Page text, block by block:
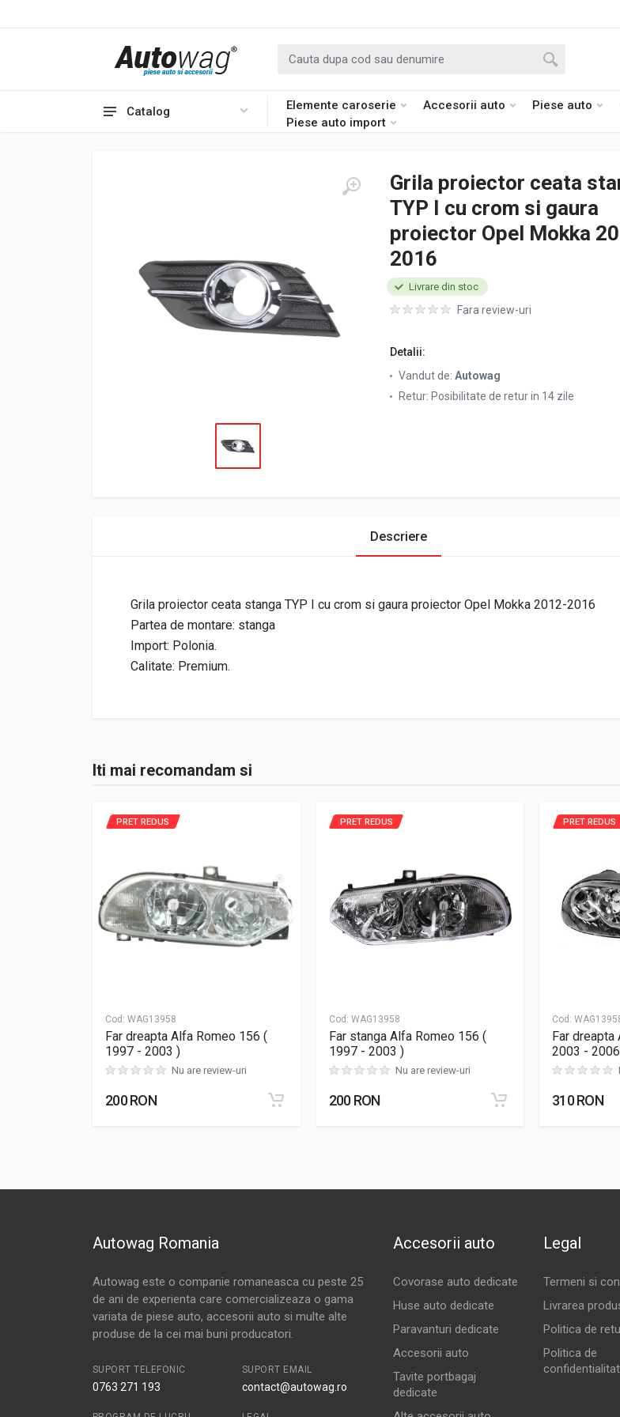
Catalog Elemente caroserie Accesorii auto Piese auto
Piese auto import
Grila proiector ceata
TYP I cu crom si gaura
proiector Opel Mokka
2016
Fara review-uri
Livrare din stoc
Detalii:
Vandut de: Autowag
Retur: Posibilitate de retur in 14 zile
Descriere
Grila proiector ceata stanga TYP I cu crom si gaura proiector Opel Mokka 2012-2016
Partea de montare: stanga
Import: Polonia.
Calitate: Premium.
Iti mai recomandam si
Cod: WAG13958
PRET REDUS
Far dreapta Alfa Romeo 156 (
1997 - 2003 )
Nu are review-uri
200 RON
Cod: WAG13958
PRET REDUS
Far stanga Alfa Romeo 156 (
1997 - 2003 )
Nu are review-uri
200 RON
Cod:
PRET REDUS
Far dreapta
2003 -
310 RON
Autowag Romania
Autowag este o companie romaneasca cu peste 25
de ani de experienta care comercializeaza o gama
variata de piese auto, accesorii auto si multe alte
produse de la cei mai buni producatori.
SUPORT TELEFONIC
0763 271 193
SUPORT EMAIL
contact@autowag.ro
Accesorii auto
Covorase auto dedicate
Huse auto dedicate
Paravanturi dedicate
Accesorii auto
Tavite portbagaj
dedicate
Legal
Termeni si
Livrarea
Politica de
Politica de